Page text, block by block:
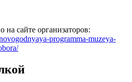
сайте организаторов:
programma-muzeya-